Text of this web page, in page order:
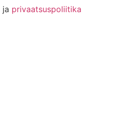
ja privaatsuspoliitika